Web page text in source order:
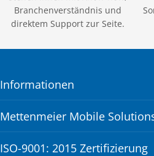
Branchenverständnis und
direktem Support zur Seite.
Informationen
Mettenmeier Mobile
ISO-9001: 2015 Zertifizierung